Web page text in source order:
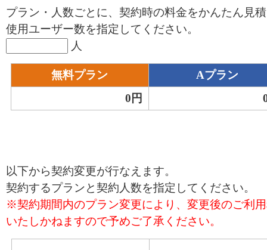
プラン・人数ごとに、契約時の料金をかんたん見
使用ユーザー数を指定してください。
人
無料プラン
Aプラン
0円
以下から契約変更が行なえます。
契約するプランと契約人数を指定してください。
※契約期間内のプラン変更により、変更後のご利
いたしかねますので予めご了承ください。